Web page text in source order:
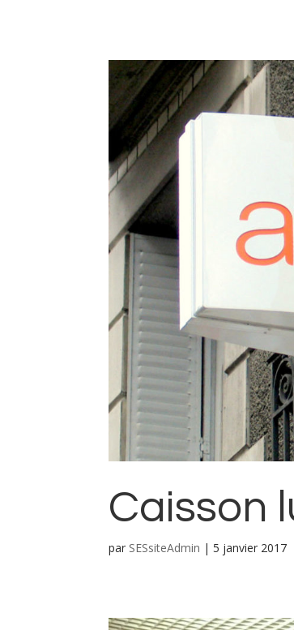
Caisson
par SESsiteAdmin |5 janvier 2017